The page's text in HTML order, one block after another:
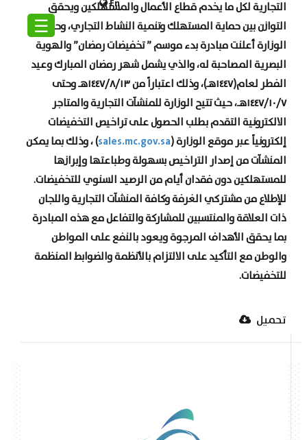
En
☰
التجارية لكل ما يخدم قطاع الأعمال والمستهلكين ويحقق
التوازن بين حماية المستهلك وتنمية النشاط التجاري، وحيث أن
الوزارة أعلنت مبادرة بدء موسم ” تخفيضات رمضان” والهوية
البصرية المصاحبة له، والذي يشمل شهر رمضان المبارك وعيد
الفطر لعام(١٤٤٧هـ)، وذلك اعتباراً من ١٤٤٧/٨/١٣هـ وحتى
١٤٤٧/١٠/٧هـ، حيث تتيح الوزارة للمنشآت التجارية والمتاجر
الالكترونية التقدم بطلب الحصول على تراخيص التخفيضات
إلكترونياً عبر موقع الوزارة (sales.mc.gov.sa) ، وذلك بما يمكن
المنشآت من إصدار التراخيص بسهولة وطباعتها وإبرازها
للمستهلكين دون فقدان أيام من الرصيد السنوي للتخفيضات.
للإطلاع من مشتركي الغرفة وكافة المنشآت التجارية واللجان
ذات العلاقة والمنتسبين للمشاركة والتفاعل مع هذه المبادرة
بما يحقق الأهداف المرجوة ويعود بالنفع على المواطن
والوطن مع التأكيد على الالتزام بالأنظمة والضوابط المنظمة
للتخفيضات.
تحميل